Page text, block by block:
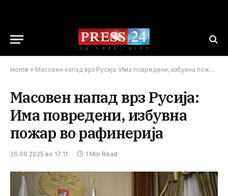
Home » Масовен напад врз Русија: Има повредени, избувна пожар во рафинерија
Масовен напад врз Русија:
Има повредени, избувна
пожар во рафинерија
26.09.2025 во 17:11 1 Min Read